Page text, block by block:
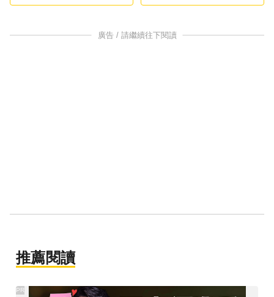
廣告 / 請繼續往下閱讀
推薦閱讀
PR